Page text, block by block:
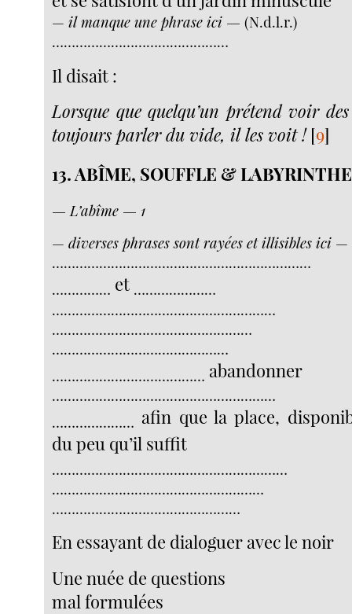
— il manque une phrase ici — (N.d.l.r.)
………………………………………
Il disait :
Lorsque que quelqu’un prétend voir
toujours parler du vide, il les voit ![9]
13. ABÎME, SOUFFLE & LABYRINTHE
— L’abîme — 1
—diverses phrases sont rayées et illisibles ici —
…………………………………………………………
…………… et …………………
…………………………………………………
……………………………………………
………………………………………
………………………………… abandonner
…………………………………………………
………………… afin que la place,
du peu qu’il suffit
……………………………………………………
………………………………………………
…………………………………………
En essayant de dialoguer avec le noir
Une nuée de questions
mal formulées